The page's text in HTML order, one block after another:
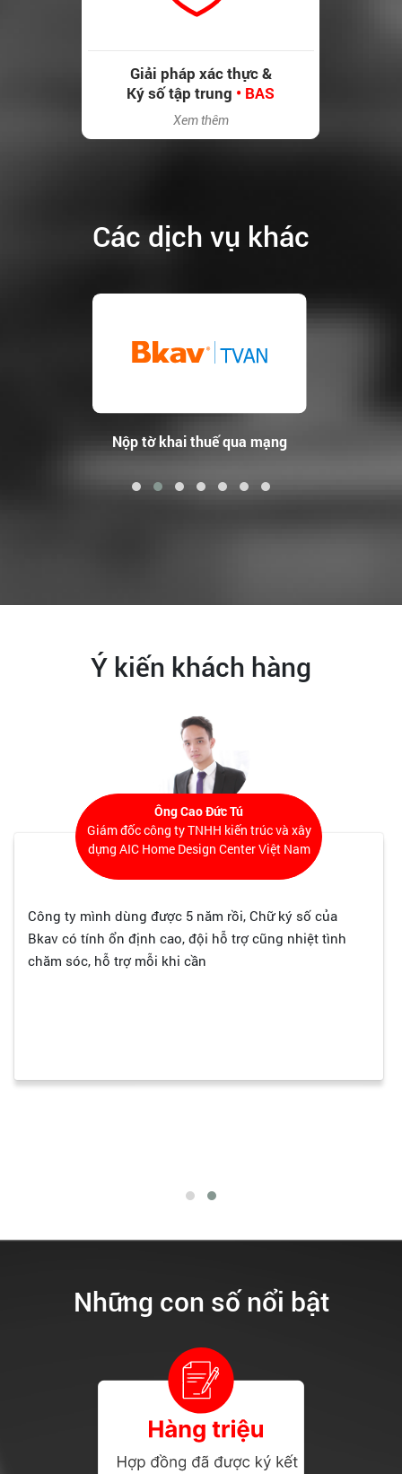
Giải pháp xác thực &
Ký số tập trung • BAS
Xem thêm
Các dịch vụ khác
Bảo hiểm xã hội điện tử
Ý kiến khách hàng
Ông Nguyễn Ngọc Tuấn
Công ty Cổ phần phát triển phầm mềm
ACMAN
Với hàng chục nhà cung cấp Chữ ký số trên thị trường,
Công ty vẫn tin tưởng sử dụng Chữ ký số của Bkav bởi
Chúng tôi quan tâm tới việc bảo mật, an toàn. Việc Chữ
Những con số nổi bật